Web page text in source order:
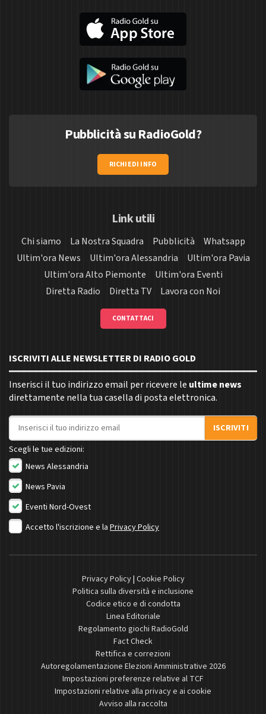
Pubblicità su RadioGold?
RICHIEDI INFO
Link utili
Chi siamo La Nostra Squadra Pubblicità
Whatsapp
Ultim'ora News
Ultim'ora Alessandria
Ultim'ora Pavia
Ultim'ora Alto Piemonte
Ultim'ora Eventi
Diretta Radio
Diretta TV Lavora con Noi
CONTATTACI
ISCRIVITI ALLE NEWSLETTER DI RADIO GOLD
Inserisci il tuo indirizzo email per ricevere le ultime news
direttamente nella tua casella di posta elettronica.
Indirizzo email
ISCRIVITI
Scegli le tue edizioni:
News Alessandria
News Pavia
Eventi Nord-Ovest
Accetto l'iscrizione e la Privacy Policy
Privacy Policy| Cookie Policy
Politica sulla diversità e inclusione
Codice etico e di condotta
Linea Editoriale
Regolamento giochi RadioGold
Fact Check
Rettifica e correzioni
Autoregolamentazione Elezioni Amministrative 2026
Impostazioni preferenze relative al TCF
Impostazioni relative alla privacy e ai cookie
Avviso alla raccolta